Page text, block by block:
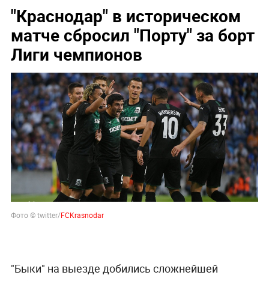
"Краснодар" в историческом
матче сбросил "Порту" за борт
Лиги чемпионов
Фото © twitter/FCKrasnodar
"Быки" на выезде добились сложнейшей